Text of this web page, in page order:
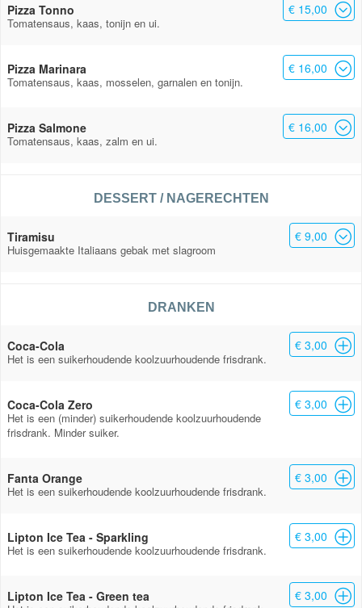
Pizza Tonno
Tomatensaus, kaas, tonijn en ui.
€ 15,00
Pizza Marinara
Tomatensaus, kaas, mosselen, garnalen en tonijn.
€ 16,00
Pizza Salmone
Tomatensaus, kaas, zalm en ui.
€ 16,00
DESSERT / NAGERECHTEN
Tiramisu
Huisgemaakte Italiaans gebak met slagroom
€ 9,00
DRANKEN
Coca-Cola
Het is een suikerhoudende koolzuurhoudende frisdrank.
€ 3,00
Coca-Cola Zero
Het is een (minder) suikerhoudende koolzuurhoudende
frisdrank. Minder suiker.
€ 3,00
Fanta Orange
Het is een suikerhoudende koolzuurhoudende frisdrank.
€ 3,00
Lipton Ice Tea - Sparkling
Het is een suikerhoudende koolzuurhoudende frisdrank.
€ 3,00
Lipton Ice Tea - Green tea € 3,00